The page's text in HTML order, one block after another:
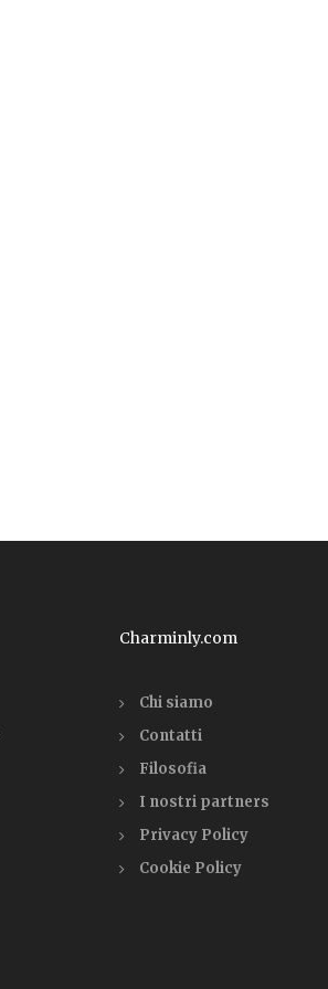
Charminly.com
Chi siamo
Contatti
Filosofia
I nostri partners
Privacy Policy
Cookie Policy